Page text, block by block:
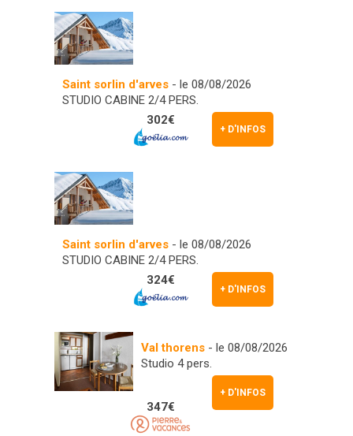
Saint sorlin d'arves- le 08/08/2026
STUDIO CABINE 2/4 PERS.
+ D'INFOS
302€
Saint sorlin d'arves- le 08/08/2026
STUDIO CABINE 2/4 PERS.
+ D'INFOS
324€
Val thorens- le 08/08/2026
Studio 4 pers.
+ D'INFOS
347€